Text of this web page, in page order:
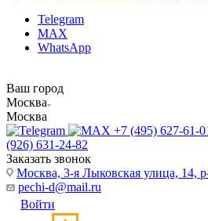
Telegram
MAX
WhatsApp
Ваш город
Москва
Москва
+7 (495) 627-61-
(926) 631-24-82
Заказать звонок
Москва, 3-я Лыковская улица, 14,
pechi-d@mail.ru
Войти